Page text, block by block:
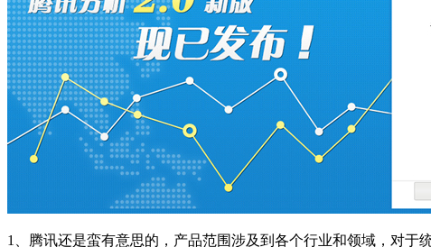
1、腾讯还是蛮有意思的，产品范围涉及到各个行业和领域，对